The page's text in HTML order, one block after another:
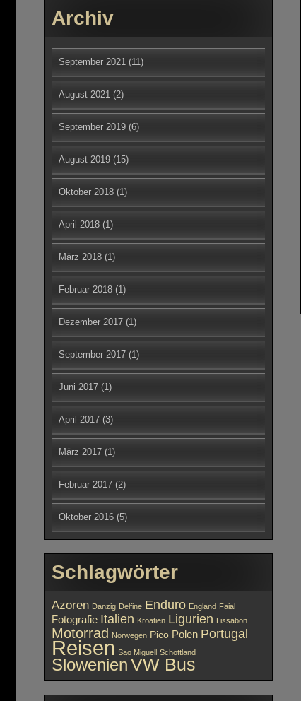
Archiv
September 2021 (11)
August 2021 (2)
September 2019 (6)
August 2019 (15)
Oktober 2018 (1)
April 2018 (1)
März 2018 (1)
Februar 2018 (1)
Dezember 2017 (1)
September 2017 (1)
Juni 2017 (1)
April 2017 (3)
März 2017 (1)
Februar 2017 (2)
Oktober 2016 (5)
Schlagwörter
Azoren Danzig Delfine Enduro England Faial
Fotografie Italien Kroatien Ligurien Lissabon
Motorrad Norwegen Pico Polen Portugal
Reisen Sao Miguell Schottland
SlowenienVW Bus